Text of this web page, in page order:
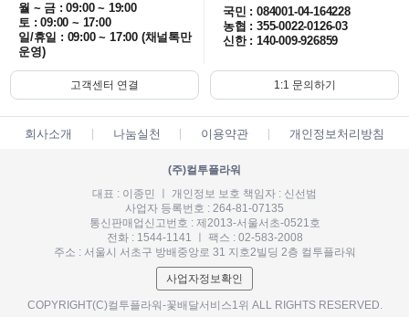
월 ~ 금 : 09:00 ~ 19:00
토 : 09:00 ~ 17:00
일/휴일 : 09:00 ~ 17:00 (채널톡만
운영)
국민 : 084001-04-164228
농협 : 355-0022-0126-03
신한 : 140-009-926859
고객센터 연결 1:1 문의하기
회사소개 나눔실천 이용약관 개인정보처리방침
(주)컬투플라워
대표 : 이종민 ㅣ 개인정보 보호 책임자 : 신선범
사업자 등록번호 : 264-81-07135
통신판매업신고번호 : 제2013-서울서초-0521호
전화 : 1544-1141 ㅣ 팩스 : 02-583-2008
주소 : 서울시 서초구 방배중앙로 31 지호2빌딩 2층 컬투플라워
사업자정보확인
COPYRIGHT(C)컬투플라워-꽃배달서비스1위 ALL RIGHTS RESERVED.